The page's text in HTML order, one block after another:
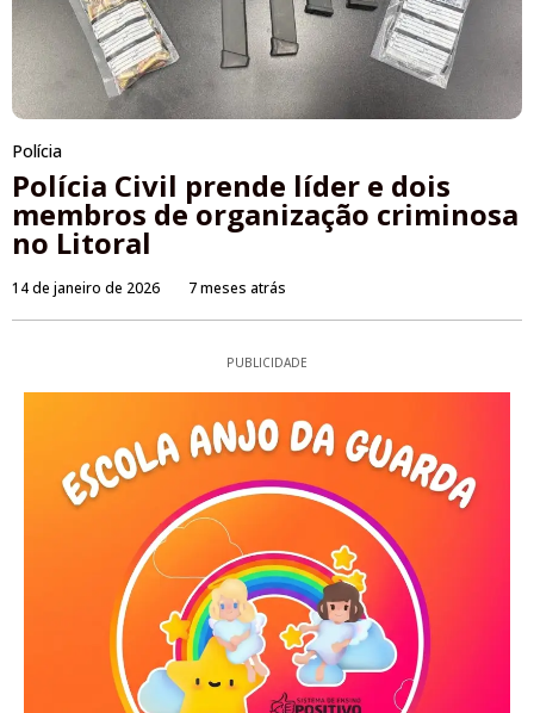
Polícia
Polícia Civil prende líder e dois
membros de organização criminosa
no Litoral
14 de janeiro de 2026 7 meses atrás
PUBLICIDADE